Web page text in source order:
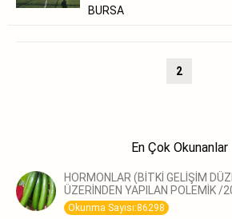
BURSA
2
En Çok Okunanlar
HORMONLAR (BİTKİ GELİŞİM
ÜZERİNDEN YAPILAN POLEMİK /
Okunma Sayısı:86298